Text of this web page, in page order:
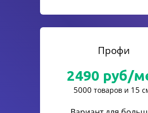
Профи
2490 руб/
5000 товаров и 15